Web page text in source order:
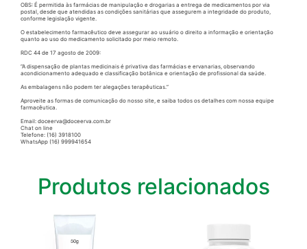
OBS: É permitida às farmácias de manipulação e drogarias a entrega de medicamentos por via
postal, desde que atendidas as condições sanitárias que assegurem a integridade do produto,
conforme legislação vigente.
O estabelecimento farmacêutico deve assegurar ao usuário o direito a informação e orientação
quanto ao uso do medicamento solicitado por meio remoto.
RDC 44 de 17 agosto de 2009:
“A dispensação de plantas medicinais é privativa das farmácias e ervanarias, observando
acondicionamento adequado e classificação botânica e orientação de profissional da saúde.
As embalagens não podem ter alegações terapêuticas.”
Aproveite as formas de comunicação do nosso site, e saiba todos os detalhes com nossa equipe
farmacêutica.
Email: doceerva@doceerva.com.br
Chat on line
Telefone: (16) 3918100
WhatsApp (16) 999941654
Produtos relacionados